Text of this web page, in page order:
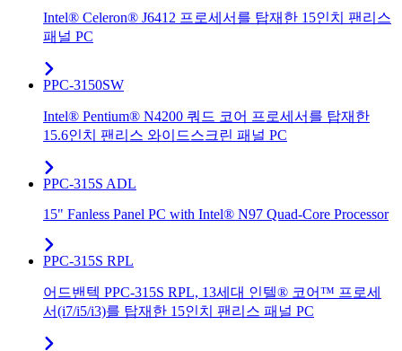
Intel® Celeron® J6412 프로세서를 탑재한 15인치 팬리스
패널 PC
PPC-3150SW
Intel® Pentium® N4200 쿼드 코어 프로세서를 탑재한
15.6인치 팬리스 와이드스크린 패널 PC
PPC-315S ADL
15" Fanless Panel PC with Intel® N97 Quad-Core Processor
PPC-315S RPL
어드밴텍 PPC-315S RPL, 13세대 인텔® 코어™ 프로세
서(i7/i5/i3)를 탑재한 15인치 팬리스 패널 PC